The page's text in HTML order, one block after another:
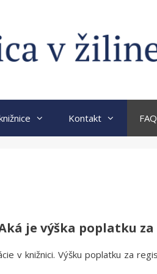
Kontakt FAQ
je výška poplatku
v knižnici. Výšku poplatku za